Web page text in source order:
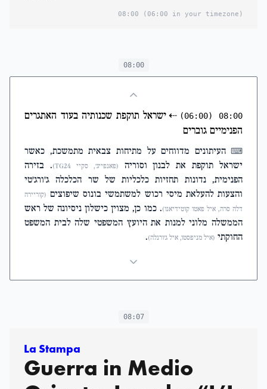
08:00 (06:00 in your timezone)
08:00
08:00
(06:00)
⇠ ישראל תוקפת שכנותיה בעוד האתגרים
הפנימיים גוברים
⌨ העיתונים מדווחים על מתיחות צבאית מתמשכת, כאשר
ישראל תוקפת את לבנון וסוריה
(פאנפייג', סקיי TG24)
. בזירה
הפנימית, נדונות תחזיות כלכליות של שר הכלכלה ג'ורג'טי
והצעות להעלאת מיסי רכוש למשתמשי בונוס שיפוצים (קוריירה
דלה סרה, איל פאטו קוטידיאנו). כמו כן, מצוין כישלון ניסיונה של ראש
הממשלה מלוני למנות את היועץ המשפטי שלה לבית המשפט
החוקתי (איל מניפסטו, איל ג'ורנלה).
08:07
La Stampa
Guerra in Medio